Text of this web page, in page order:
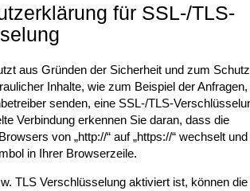
für SSL-/TLS-
aus Gründen der Sicherheit und zum
Inhalte, wie zum Beispiel der
senden, eine SSL-/TLS-
Verbindung erkennen Sie daran, dass die
von „http://“ auf „https://“ wechselt und
in Ihrer Browserzeile.
TLS Verschlüsselung aktiviert ist, können